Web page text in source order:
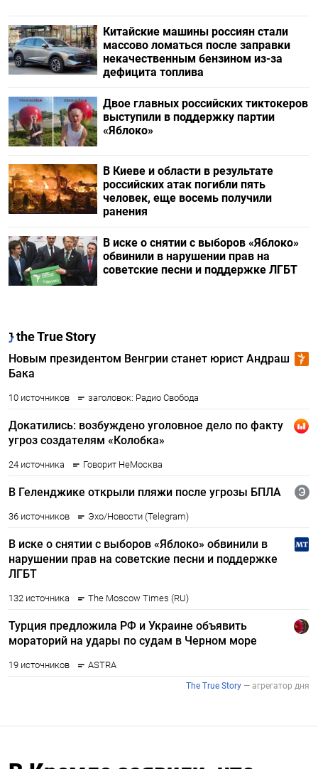
Китайские машины россиян стали
массово ломаться после заправки
некачественным бензином из-за
дефицита топлива
Двое главных российских тиктокеров
выступили в поддержку партии
«Яблоко»
В Киеве и области в результате
российских атак погибли пять
человек, еще восемь получили
ранения
В иске о снятии с выборов «Яблоко»
обвинили в нарушении прав на
советские песни и поддержке ЛГБТ